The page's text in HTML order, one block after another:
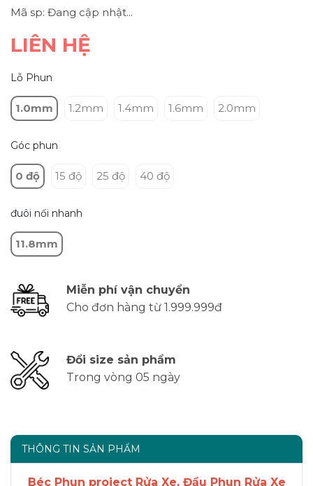
Mã sp: Đang cập nhật...
LIÊN HỆ
Lỗ Phun
1.0mm 1.2mm 1.4mm 1.6mm 2.0mm
Góc phun
0 độ 15 độ 25 độ 40 độ
đuôi nối nhanh
11.8mm
Miễn phí vận chuyển
Cho đơn hàng từ 1.999.999đ
Đổi size sản phẩm
Trong vòng 05 ngày
THÔNG TIN SẢN PHẨM
Béc Phun project Rửa Xe, Đầu Phun Rửa Xe